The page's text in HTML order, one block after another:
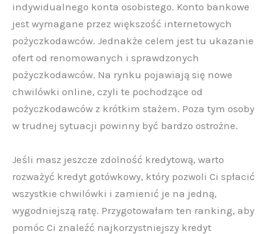
indywidualnego konta osobistego. Konto bankowe
jest wymagane przez większość internetowych
pożyczkodawców. Jednakże celem jest tu ukazanie
ofert od renomowanych i sprawdzonych
pożyczkodawców. Na rynku pojawiają się nowe
chwilówki online, czyli te pochodzące od
pożyczkodawców z krótkim stażem. Poza tym osoby
w trudnej sytuacji powinny być bardzo ostrożne.
Jeśli masz jeszcze zdolność kredytową, warto
rozważyć kredyt gotówkowy, który pozwoli Ci spłacić
wszystkie chwilówki i zamienić je na jedną,
wygodniejszą ratę. Przygotowałam ten ranking, aby
pomóc Ci znaleźć najkorzystniejszy kredyt